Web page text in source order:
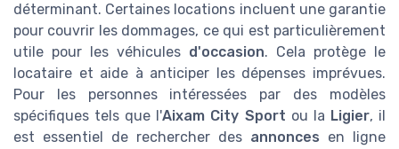
déterminant. Certaines locations incluent une garantie
pour couvrir les dommages, ce qui est particulièrement
utile pour les véhicules d'occasion. Cela protège le
locataire et aide à anticiper les dépenses imprévues.
Pour les personnes intéressées par des modèles
spécifiques tels que l'Aixam City Sport ou la Ligier, il
est essentiel de rechercher des annonces en ligne